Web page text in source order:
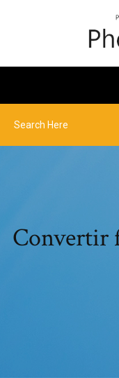
Convertir